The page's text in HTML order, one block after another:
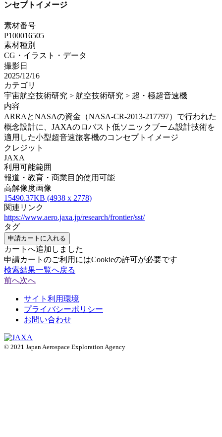
ンセプトイメージ
素材番号
P100016505
素材種別
CG・イラスト・データ
撮影日
2025/12/16
カテゴリ
宇宙航空技術研究 > 航空技術研究 > 超・極超音速機
内容
ARRAとNASAの資金（NASA-CR-2013-217797）で行われた
概念設計に、JAXAのロバスト低ソニックブーム設計技術を
適用した小型超音速旅客機のコンセプトイメージ
クレジット
JAXA
利用可能範囲
報道・教育・商業目的使用可能
高解像度画像
15490.37KB (4938 x 2778)
関連リンク
https://www.aero.jaxa.jp/research/frontier/sst/
タグ
申請カートに入れる
カートへ追加しました
申請カートのご利用にはCookieの許可が必要です
検索結果一覧へ戻る
前へ次へ
サイト利用環境
プライバシーポリシー
お問い合わせ
© 2021 Japan Aerospace Exploration Agency